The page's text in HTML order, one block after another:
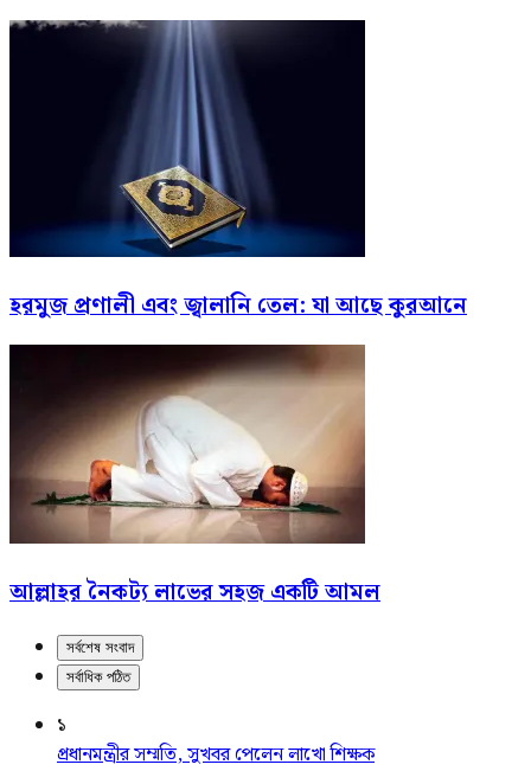
হরমুজ প্রণালী এবং জ্বালানি তেল: যা আছে কুরআনে
আল্লাহর নৈকট্য লাভের সহজ একটি আমল
সর্বশেষ সংবাদ
সর্বাধিক পঠিত
১
প্রধানমন্ত্রীর সম্মতি, সুখবর পেলেন লাখো শিক্ষক